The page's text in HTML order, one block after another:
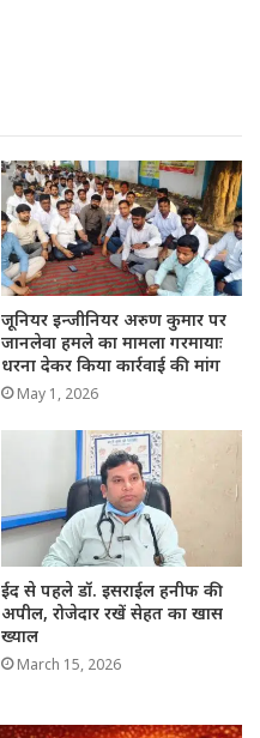
जूनियर इन्जीनियर अरुण कुमार पर
जानलेवा हमले का मामला गरमायाः
धरना देकर किया कार्रवाई की मांग
May 1, 2026
ईद से पहले डॉ. इसराईल हनीफ की
अपील, रोजेदार रखें सेहत का खास
ख्याल
March 15, 2026